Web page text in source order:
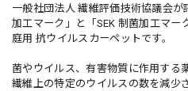
一般社団法人 繊維評価技術協議会が
加工マーク」と「SEK 制菌加工マー
庭用 抗ウイルスカーペットです。
菌やウイルス、有害物質に作用する
繊維上の特定のウイルスの数を減少